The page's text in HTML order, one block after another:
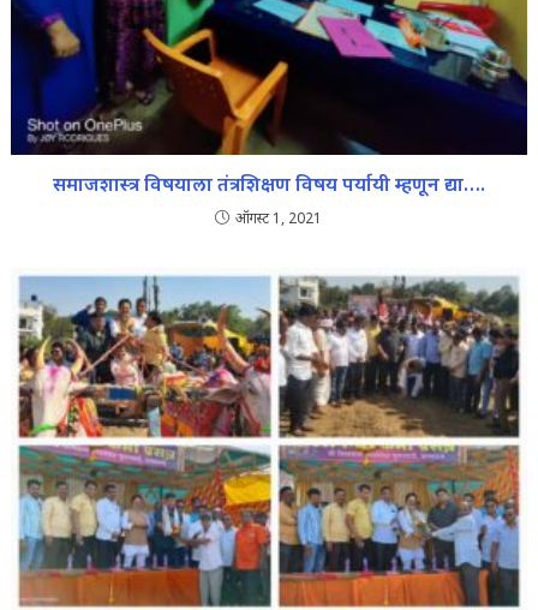
समाजशास्त्र विषयाला तंत्रशिक्षण विषय पर्यायी म्हणून द्या….
ऑगस्ट 1, 2021